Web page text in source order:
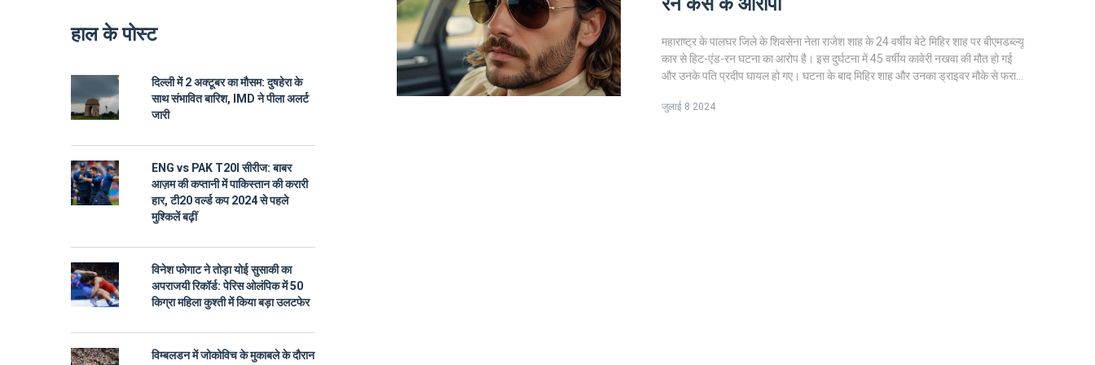
महाराष्ट्र के पालघर जिले के शिवसेना नेता राजेश शाह के 24 वर्षीय बेटे मिहिर शाह पर बीएमडब्ल्यू
कार से हिट-एंड-रन घटना का आरोप है। इस दुर्घटना में 45 वर्षीय कावेरी नखवा की मौत हो गई
और उनके पति प्रदीप घायल हो गए। घटना के बाद मिहिर शाह और उनका ड्राइवर मौके से फरार
जुलाई 8 2024
हाल के पोस्ट
दिल्ली में 2 अक्टूबर का मौसम: दुषहेरा के
साथ संभावित बारिश, IMD ने पीला अलर्ट
जारी
ENG vs PAK T20I सीरीज: बाबर
आज़म की कप्तानी में पाकिस्तान की करारी
हार, टी20 वर्ल्ड कप 2024 से पहले
मुश्किलें बढ़ीं
विनेश फोगाट ने तोड़ा योई सुसाकी का
अपराजयी रिकॉर्ड: पेरिस ओलंपिक में 50
किग्रा महिला कुश्ती में किया बड़ा उलटफेर
विम्बलडन में जोकोविच के मुकाबले के दौरान